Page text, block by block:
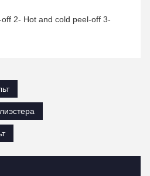
2- Hot and cold peel-off 3-